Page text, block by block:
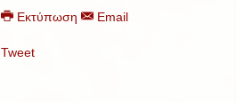
Εκτύπωση Email
Tweet